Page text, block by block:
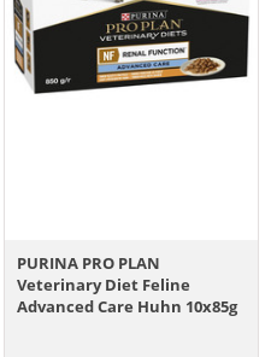
PURINA PRO PLAN
Veterinary Diet Feline
Advanced Care Huhn 10x85g